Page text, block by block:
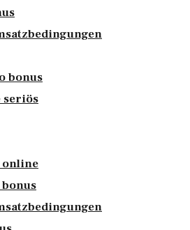
bonus
seriös